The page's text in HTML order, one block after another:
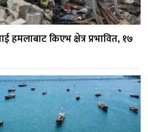
हमलाबाट किएभ क्षेत्र प्रभावित, १७